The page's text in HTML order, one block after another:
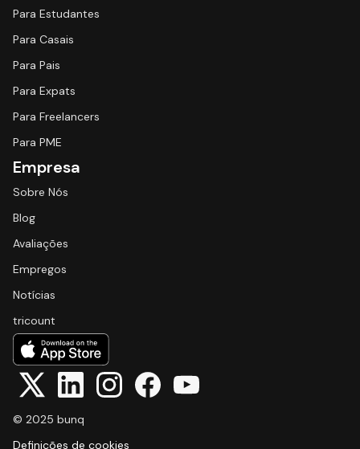
Para Estudantes
Para Casais
Para Pais
Para Expats
Para Freelancers
Para PME
Empresa
Sobre Nós
Blog
Avaliações
Empregos
Notícias
tricount
© 2025 bunq
Definições de cookies